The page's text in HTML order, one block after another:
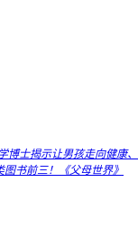
士揭示让男孩走向健康、
书前三！《父母世界》